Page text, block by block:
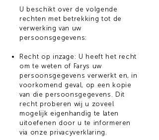
U beschikt over de volgende
rechten met betrekking tot de
verwerking van uw
persoonsgegevens:
Recht op inzage: U heeft het recht
om te weten of Farys uw
persoonsgegevens verwerkt en, in
voorkomend geval, op een kopie
van die persoonsgegevens. Dit
recht proberen wij u zoveel
mogelijk eigenhandig te laten
uitoefenen door u te informeren
via onze privacyverklaring.